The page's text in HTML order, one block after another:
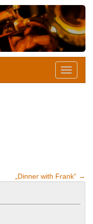
„Dinner with Frank“ →